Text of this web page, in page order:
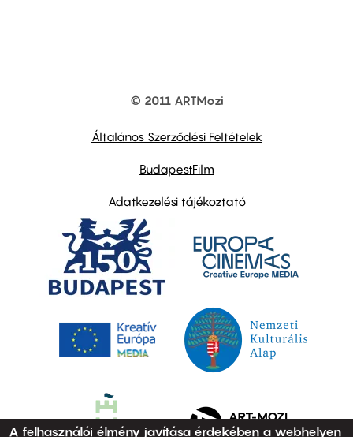
© 2011 ARTMozi
Általános Szerződési Feltételek
BudapestFilm
Adatkezelési tájékoztató
A felhasználói élmény javítása érdekében a webhelyen